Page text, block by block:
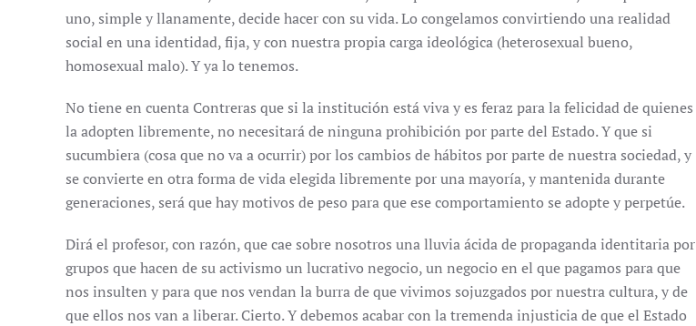
uno, simple y llanamente, decide hacer con su vida. Lo congelamos convirtiendo una realidad
social en una identidad, fija, y con nuestra propia carga ideológica (heterosexual bueno,
homosexual malo). Y ya lo tenemos.
No tiene en cuenta Contreras que si la institución está viva y es feraz para la felicidad de quienes
la adopten libremente, no necesitará de ninguna prohibición por parte del Estado. Y que si
sucumbiera (cosa que no va a ocurrir) por los cambios de hábitos por parte de nuestra sociedad, y
se convierte en otra forma de vida elegida libremente por una mayoría, y mantenida durante
generaciones, será que hay motivos de peso para que ese comportamiento se adopte y perpetúe.
Dirá el profesor, con razón, que cae sobre nosotros una lluvia ácida de propaganda identitaria por
grupos que hacen de su activismo un lucrativo negocio, un negocio en el que pagamos para que
nos insulten y para que nos vendan la burra de que vivimos sojuzgados por nuestra cultura, y de
que ellos nos van a liberar. Cierto. Y debemos acabar con la tremenda injusticia de que el Estado